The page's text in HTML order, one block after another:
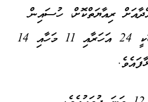
ގެ 186 ވަނަ މާއްދާއަށް ރިއާޔަތްކޮށް، ހުސައިން
އިބްރާހީމް ތަންފީޒުކުރަންޖެހޭ ޖަލު އަދަބަކީ 24 އަހަރާއި 11 މަހާއި 14